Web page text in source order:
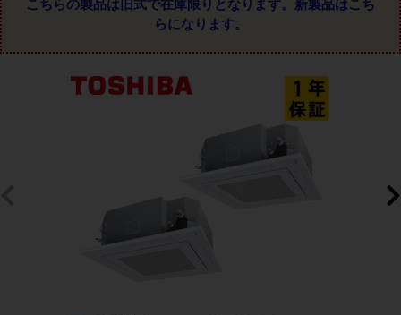
こちらの製品は旧式で在庫限りとなります。 新製品はこち
らになります。